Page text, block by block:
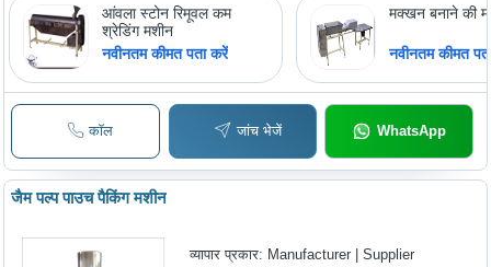
आंवला स्टोन रिमूवल कम
श्रेडिंग मशीन
नवीनतम कीमत पता करें
मक्खन बनाने की
नवीनतम कीमत
कॉल जांच भेजें WhatsApp
जैम पल्प पाउच पैकिंग मशीन
व्यापार प्रकार: Manufacturer | Supplier